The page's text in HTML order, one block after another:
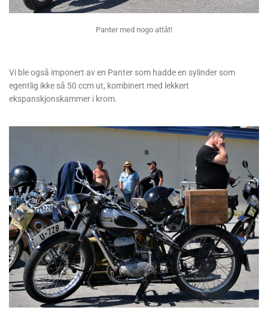
Panter med nogo attåt!
Vi ble også imponert av en Panter som hadde en sylinder som
egentlig ikke så 50 ccm ut, kombinert med lekkert
ekspanskjonskammer i krom.